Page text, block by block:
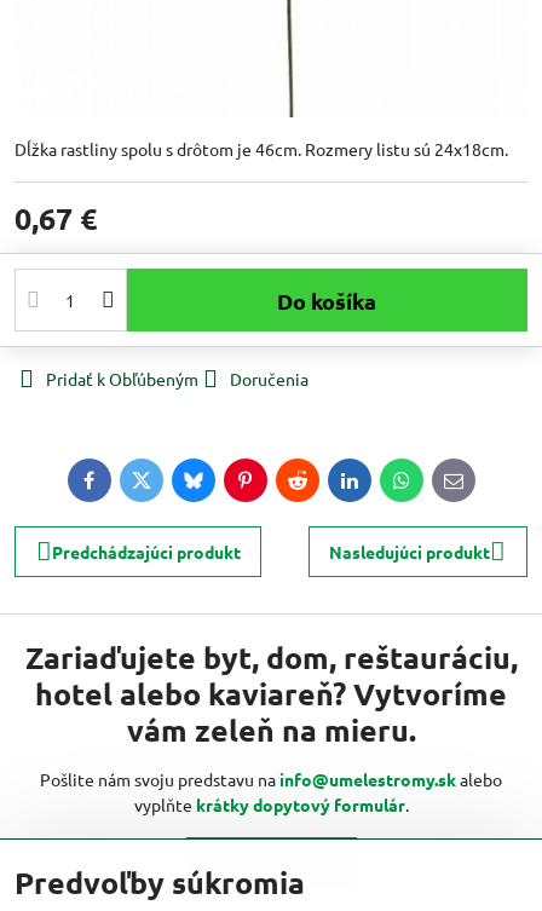
Dĺžka rastliny spolu s drôtom je 46cm. Rozmery listu sú 24x18cm.
0,67 €
Do košíka
Pridať k Obľúbeným Doručenia
FacebookTwitterBlueskyPinterestRedditLinkedInWhatsApp
E-
mail
Predchádzajúci produkt Nasledujúci produkt
Zariaďujete byt, dom, reštauráciu,
hotel alebo kaviareň? Vytvoríme
vám zeleň na mieru.
Pošlite nám svoju predstavu na info@umelestromy.skalebo
vyplňte krátky dopytový formulár.
Predvoľby súkromia